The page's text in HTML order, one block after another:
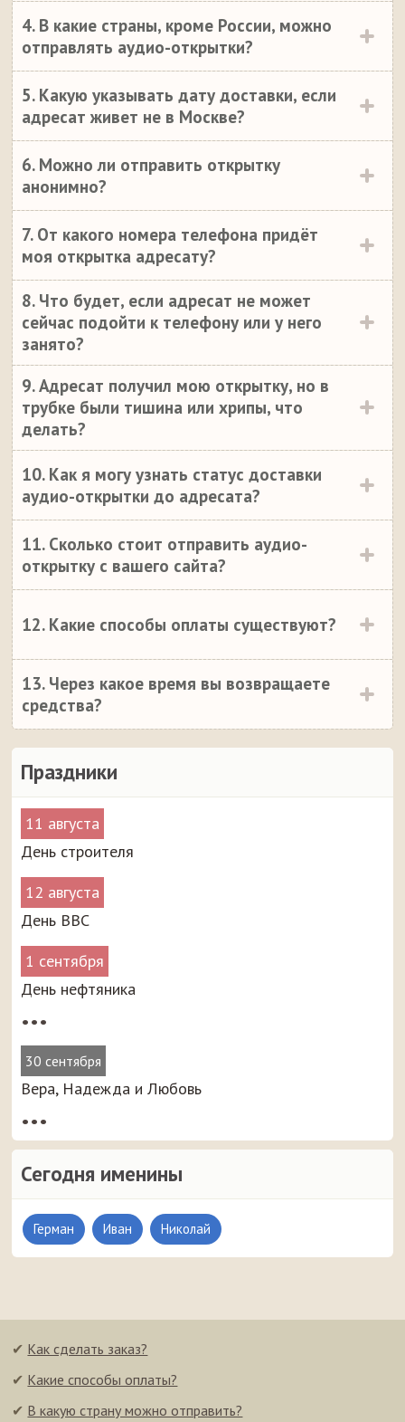
Праздники
11 августа
День строителя
12 августа
День ВВС
1 сентября
День нефтяника
•••
30 сентября
Вера, Надежда и Любовь
•••
Сегодня именины
Герман Иван Николай
4. В какие страны, кроме России, можно
отправлять аудио-открытки?
5. Какую указывать дату доставки, если
адресат живет не в Москве?
6. Можно ли отправить открытку
анонимно?
7. От какого номера телефона придёт
моя открытка адресату?
8. Что будет, если адресат не может
сейчас подойти к телефону или у него
занято?
9. Адресат получил мою открытку, но в
трубке были тишина или хрипы, что
делать?
10. Как я могу узнать статус доставки
аудио-открытки до адресата?
11. Сколько стоит отправить аудио-
открытку с вашего сайта?
12. Какие способы оплаты существуют?
13. Через какое время вы возвращаете
средства?
✔ Как сделать заказ?
✔ Какие способы оплаты?
✔ В какую страну можно отправить?